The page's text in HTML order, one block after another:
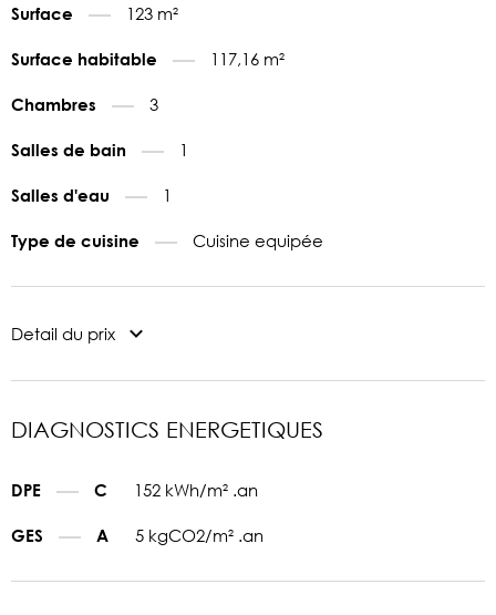
Surface 123 m²
Surface habitable 117,16 m²
Chambres 3
Salles de bain 1
Salles d'eau 1
Type de cuisine Cuisine equipée
Detail du prix
DIAGNOSTICS ENERGETIQUES
DPE C 152 kWh/m² .an
GES A 5 kgCO2/m² .an